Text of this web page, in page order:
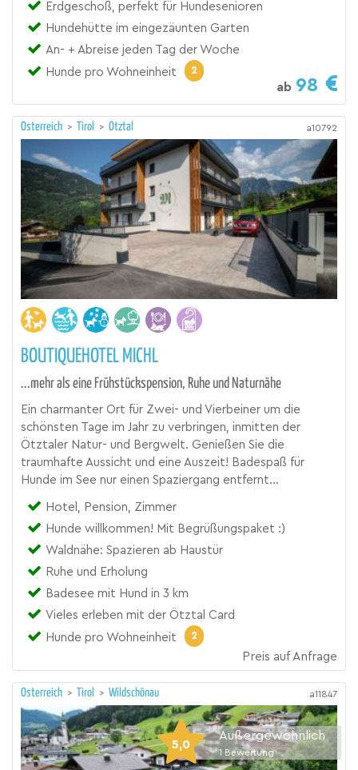
Erdgeschoß, perfekt für Hundesenioren
Hundehütte im eingezäunten Garten
An- + Abreise jeden Tag der Woche
Hunde pro Wohneinheit
2
ab 98
Österreich > Tirol > Ötztal a10792
BOUTIQUEHOTEL MICHL
...mehr als eine Frühstückspension, Ruhe und Naturnähe
Ein charmanter Ort für Zwei- und Vierbeiner um die
schönsten Tage im Jahr zu verbringen, inmitten der
Ötztaler Natur- und Bergwelt. Genießen Sie die
traumhafte Aussicht und eine Auszeit! Badespaß für
Hunde im See nur einen Spaziergang entfernt...
Hotel, Pension, Zimmer
Hunde willkommen! Mit Begrüßungspaket :)
Waldnähe: Spazieren ab Haustür
Ruhe und Erholung
Badesee mit Hund in 3 km
Vieles erleben mit der Ötztal Card
Hunde pro Wohneinheit
2
Preis auf Anfrage
Österreich > Tirol > Wildschönau a11847
5,0
Außergewöhnlich
1 Bewertung